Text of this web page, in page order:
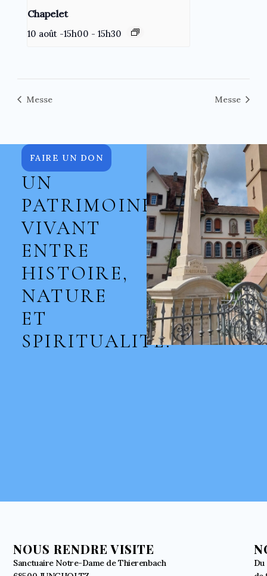
Chapelet
10 août -15h00 - 15h30
Messe Messe
FAIRE UN DON
UN
PATRIMOINE
VIVANT
ENTRE
HISTOIRE,
NATURE
ET
SPIRITUALITÉ.
NOUS RENDRE VISITE
Sanctuaire Notre-Dame de Thierenbach